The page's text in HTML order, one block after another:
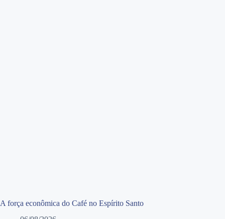
A força econômica do Café no Espírito Santo